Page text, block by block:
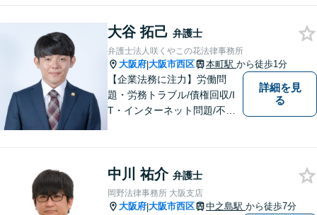
す。男女問題や労働問題な
ど、多岐に渡る分野に力を注
いでおります。ぜひお気軽に
ご相談ください。
大谷 拓己 弁護士
弁護士法人咲くやこの花法律事務所
大阪府|大阪市西区 本町駅 から徒歩1分
【企業法務に注力】労働問
題・労務トラブル/債権回収/I
T・インターネット問題/不動
おります。【地下鉄御堂筋線
「本町駅」22番出口1分】
【近隣駐車場多数】
詳細を見
る
中川 祐介 弁護士
岡野法律事務所 大阪支店
大阪府|大阪市西区 中之島駅 から徒歩7分